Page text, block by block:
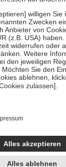
Stellung der
an bei:
bis zum
und
dass es sich
hc/de/articles/
wurden unter